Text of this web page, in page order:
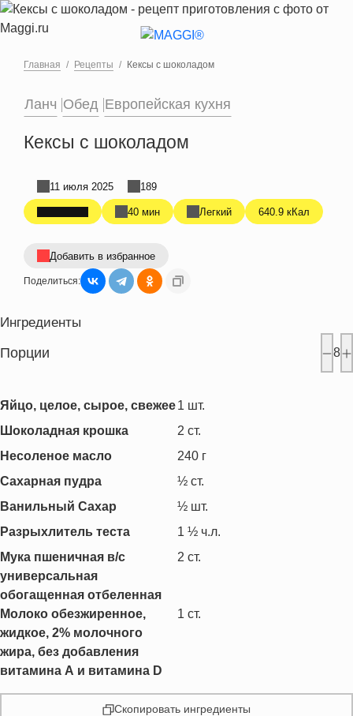
Перейти к основному содержанию
Главная Рецепты Кексы с шоколадом
Ланч Обед Европейская кухня
Кексы с шоколадом
40 мин Легкий 640.9 кКал
11 июля 2025 189
Добавить в избранное
Поделиться:
Ингредиенты
Порции 8
Яйцо, целое, сырое, свежее1 шт.
Шоколадная крошка
2 ст.
Несоленое масло
240 г
Сахарная пудра
½ ст.
Ванильный Сахар
½ шт.
Разрыхлитель теста
1 ½ ч.л.
Мука пшеничная в/с
универсальная
обогащенная отбеленная
2 ст.
Молоко обезжиренное,
жидкое, 2% молочного
жира, без добавления
витамина А и витамина D
1 ст.
Скопировать ингредиенты